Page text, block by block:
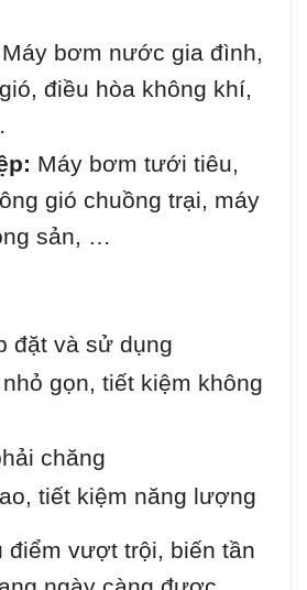
Máy bơm nước gia đình,
điều hòa không khí,
Máy bơm tưới tiêu,
gió chuồng trại, máy
sản, …
đặt và sử dụng
gọn, tiết kiệm không
chăng
tiết kiệm năng lượng
vượt trội, biến tần